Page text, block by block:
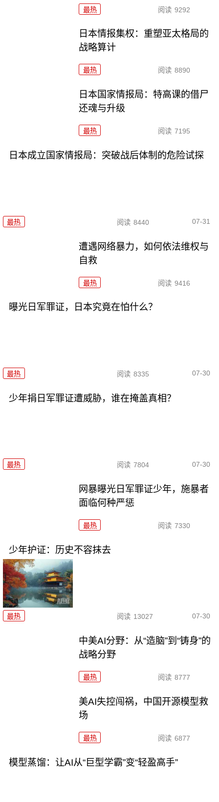
最热 阅读 9292
日本情报集权：重塑亚太格局的
战略算计
最热 阅读 8890
日本国家情报局：特高课的借尸
还魂与升级
最热 阅读 7195
日本成立国家情报局：突破战后体制的危险试探
最热 阅读 8440 07-31
遭遇网络暴力，如何依法维权与
自救
最热 阅读 9416
曝光日军罪证，日本究竟在怕什么？
最热 阅读 8335 07-30
少年捐日军罪证遭威胁，谁在掩盖真相？
最热 阅读 7804 07-30
网暴曝光日军罪证少年，施暴者
面临何种严惩
最热 阅读 7330
少年护证：历史不容抹去
最热 阅读 13027 07-30
中美AI分野：从“造脑”到“铸身”的
战略分野
最热 阅读 8777
美AI失控闯祸，中国开源模型救
场
最热 阅读 6877
模型蒸馏：让AI从“巨型学霸”变“轻盈高手”